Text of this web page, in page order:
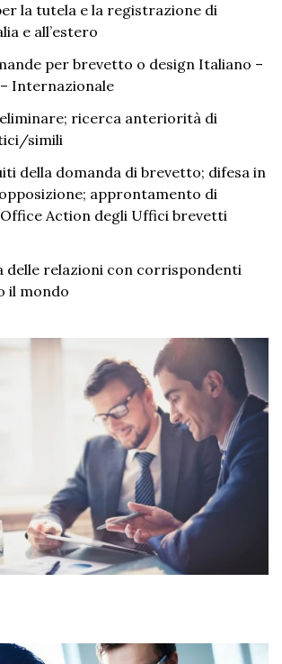
la tutela e la registrazione di
e all’estero
per brevetto o design Italiano –
Internazionale
ricerca anteriorità di
simili
della domanda di brevetto; difesa in
approntamento di
Action degli Uffici brevetti
delle relazioni con corrispondenti
il mondo